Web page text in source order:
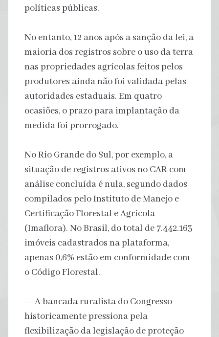
políticas públicas.
No entanto, 12 anos após a sanção da lei, a
maioria dos registros sobre o uso da terra
nas propriedades agrícolas feitos pelos
produtores ainda não foi validada pelas
autoridades estaduais. Em quatro
ocasiões, o prazo para implantação da
medida foi prorrogado.
No Rio Grande do Sul, por exemplo, a
situação de registros ativos no CAR com
análise concluída é nula, segundo dados
compilados pelo Instituto de Manejo e
Certificação Florestal e Agrícola
(Imaflora). No Brasil, do total de 7.442.163
imóveis cadastrados na plataforma,
apenas 0,6% estão em conformidade com
o Código Florestal.
— A bancada ruralista do Congresso
historicamente pressiona pela
flexibilização da legislação de proteção